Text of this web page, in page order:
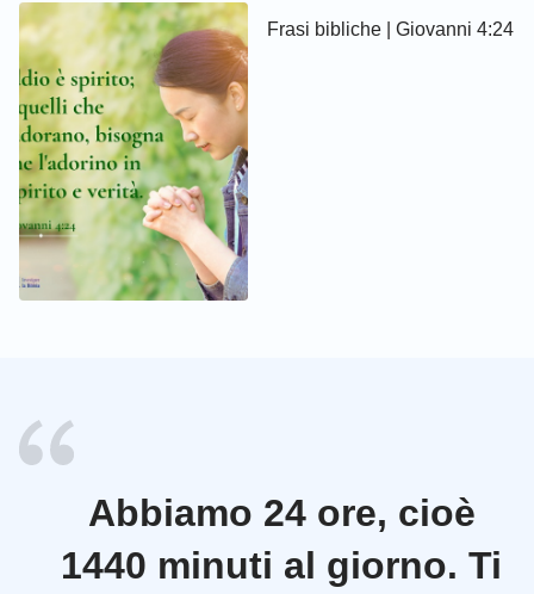
Frasi bibliche | Giovanni 4:24
Abbiamo 24 ore, cioè
1440 minuti al giorno. Ti